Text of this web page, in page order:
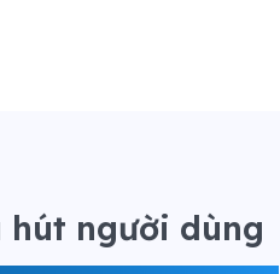
hút người dùng